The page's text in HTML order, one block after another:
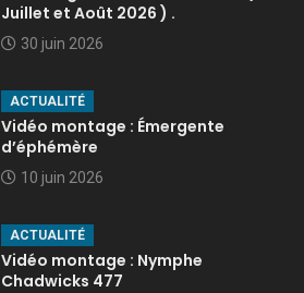
Juillet et Août 2026 ) .
30 juin 2026
ACTUALITÉ
Vidéo montage : Émergente
d’éphémère
10 juin 2026
ACTUALITÉ
Vidéo montage : Nymphe
Chadwicks 477